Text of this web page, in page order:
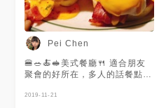
Pei Chen
🍔🥗🍝🥪美式餐廳🍴 適合朋友
聚會的好所在，多人的話餐點可
2019-11-21